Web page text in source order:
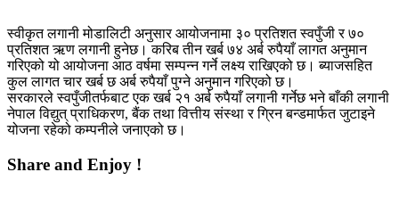
स्वीकृत लगानी मोडालिटी अनुसार आयोजनामा ३० प्रतिशत स्वपुँजी र ७०
प्रतिशत ऋण लगानी हुनेछ। करिब तीन खर्ब ७४ अर्ब रुपैयाँ लागत अनुमान
गरिएको यो आयोजना आठ वर्षमा सम्पन्न गर्ने लक्ष्य राखिएको छ। ब्याजसहित
कुल लागत चार खर्ब छ अर्ब रुपैयाँ पुग्ने अनुमान गरिएको छ।
सरकारले स्वपुँजीतर्फबाट एक खर्ब २१ अर्ब रुपैयाँ लगानी गर्नेछ भने बाँकी लगानी
नेपाल विद्युत् प्राधिकरण, बैंक तथा वित्तीय संस्था र ग्रिन बन्डमार्फत जुटाइने
योजना रहेको कम्पनीले जनाएको छ।
Share and Enjoy !